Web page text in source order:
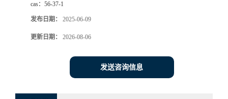
cas： 56-37-1
发布日期： 2025-06-09
更新日期： 2026-08-06
发送咨询信息